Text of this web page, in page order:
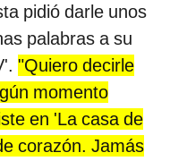
pidió darle unos
palabras a su
"Quiero decirle
momento
en 'La casa de
corazón. Jamás